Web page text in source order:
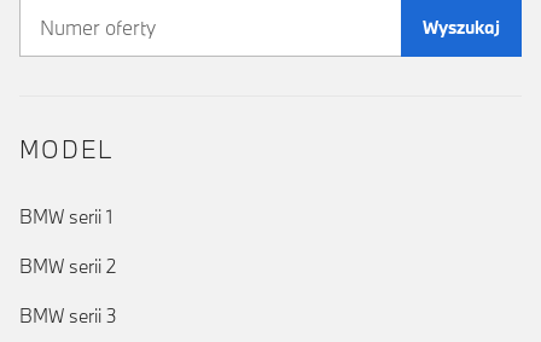
Wyszukaj
MODEL
BMW serii 1
BMW serii 2
BMW serii 3